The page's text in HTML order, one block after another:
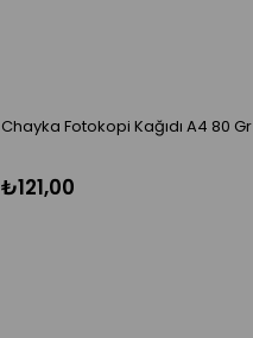
Chayka Fotokopi Kağıdı A4 80 Gr
₺121,00